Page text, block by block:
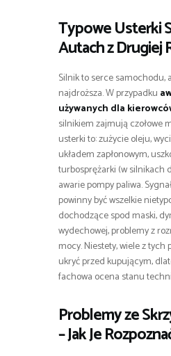
Typowe Usterki
Autach z Drugiej
Silnik to serce samochodu,
najdroższa. W przypadku
używanych dla
silnikiem zajmują czołowe
usterki to: zużycie oleju,
układem zapłonowym,
turbosprężarki (w silnikach
awarie pompy paliwa.
powinny być wszelkie
dochodzące spod maski,
wydechowej, problemy z
mocy. Niestety, wiele z
ukryć przed kupującym,
fachowa ocena stanu
Problemy ze
– Jak Je